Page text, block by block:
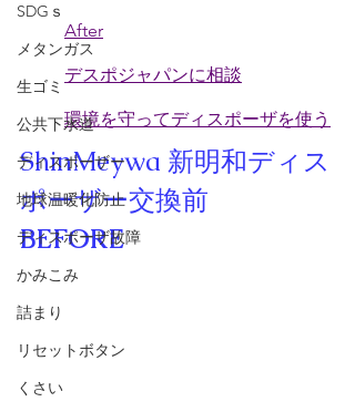
SDGｓ
メタンガス
生ゴミ
公共下水道
ディスポーザー
地球温暖化防止
ディスポーザ故障
かみこみ
詰まり
リセットボタン
くさい
After
デスポジャパンに相談
環境を守ってディスポーザを使う
ShinMeywa 新明和ディス
ポーザー交換前
BEFORE